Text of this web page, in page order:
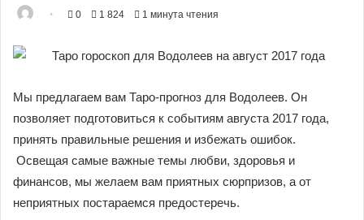
0 1 824 1 минута чтения
Мы предлагаем вам Таро-прогноз для Водолеев. Он
позволяет подготовиться к событиям августа 2017 года,
принять правильные решения и избежать ошибок.
Освещая самые важные темы любви, здоровья и
финансов, мы желаем вам приятных сюрпризов, а от
неприятных постараемся предостеречь.